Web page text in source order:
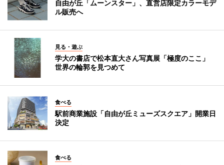
自由が丘「ムーンスター」、直営店限定カラーモデ
ル販売へ
見る・遊ぶ
学大の書店で松本直大さん写真展「極度のここ」
世界の輪郭を見つめて
食べる
駅前商業施設「自由が丘ミューズスクエア」開業日
決定
食べる